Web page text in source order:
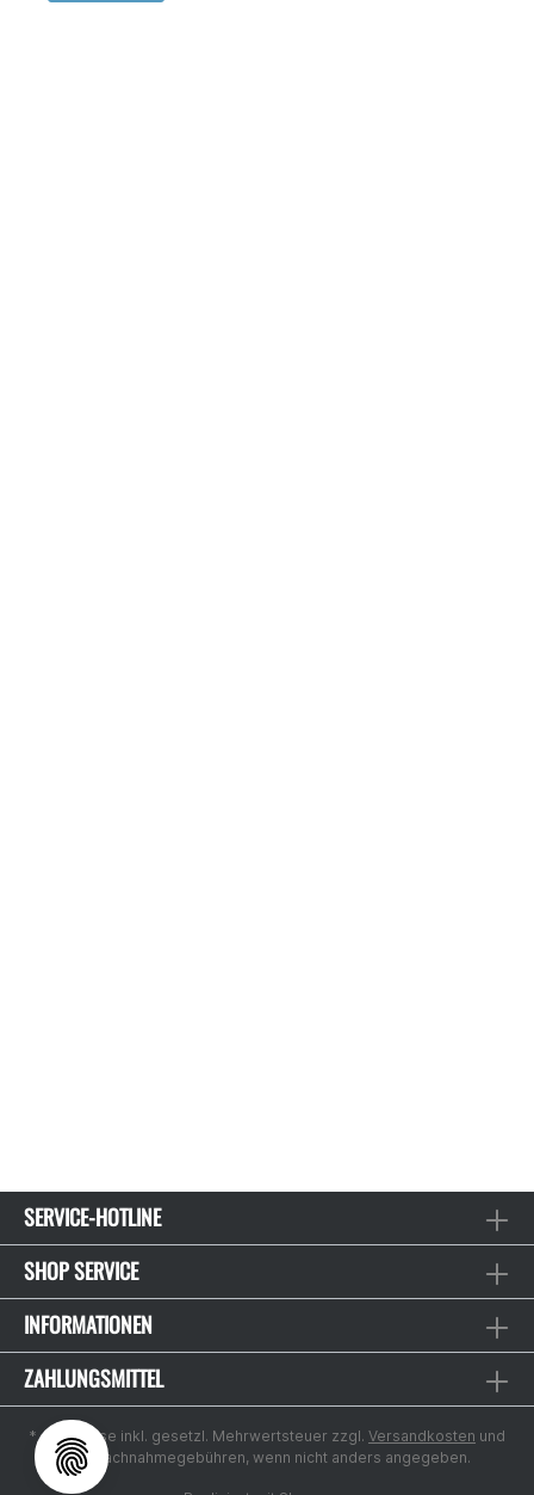
SERVICE-HOTLINE
SHOP SERVICE
INFORMATIONEN
ZAHLUNGSMITTEL
* Alle Preise inkl. gesetzl. Mehrwertsteuer zzgl. Versandkosten und
ggf. Nachnahmegebühren, wenn nicht anders angegeben.